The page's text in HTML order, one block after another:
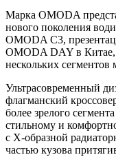
Марка OMODA
нового поколения
OMODA C3,
OMODA DAY в Китае,
нескольких сегментов
Ультрасовременный
флагманский
более зрелого
стильному и
с Х-образной
частью кузова